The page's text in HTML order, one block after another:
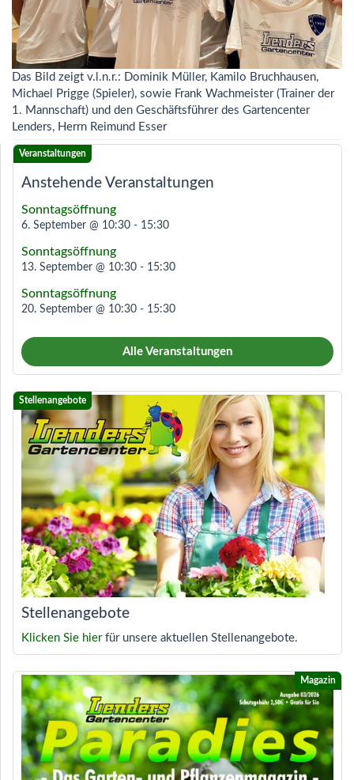
Das Bild zeigt v.l.n.r.: Dominik Müller, Kamilo Bruchhausen,
Michael Prigge (Spieler), sowie Frank Wachmeister (Trainer der
1. Mannschaft) und den Geschäftsführer des Gartencenter
Lenders, Herrn Reimund Esser
Anstehende Veranstaltungen
Sonntagsöffnung
6. September @ 10:30 - 15:30
Sonntagsöffnung
13. September @ 10:30 - 15:30
Sonntagsöffnung
20. September @ 10:30 - 15:30
Alle Veranstaltungen
Stellenangebote
Klicken Sie hierfür unsere aktuellen Stellenangebote.